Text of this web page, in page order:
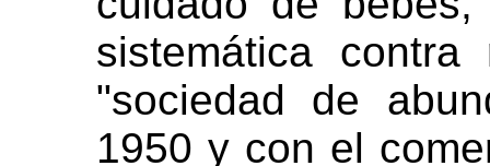
sistemática
"sociedad de
1950 y con el